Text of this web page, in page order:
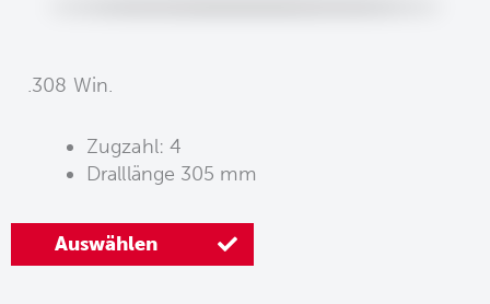
.308 Win.
Zugzahl: 4
Dralllänge 305 mm
Auswählen